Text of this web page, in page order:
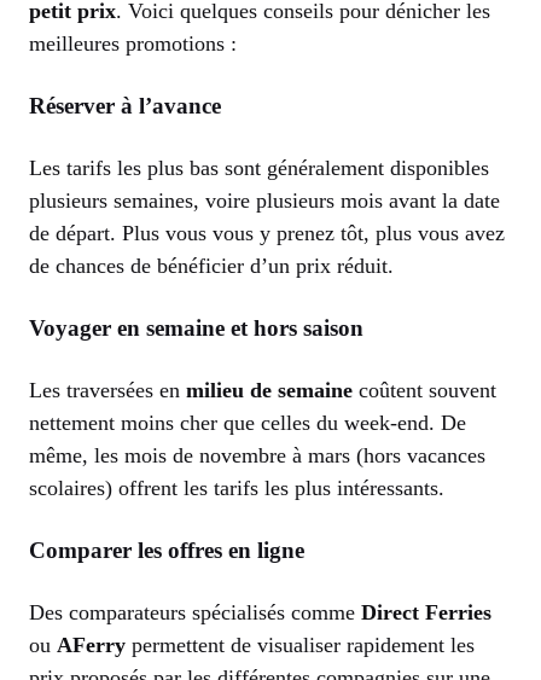
petit prix. Voici quelques conseils pour dénicher les
meilleures promotions :
Réserver à l’avance
Les tarifs les plus bas sont généralement disponibles
plusieurs semaines, voire plusieurs mois avant la date
de départ. Plus vous vous y prenez tôt, plus vous avez
de chances de bénéficier d’un prix réduit.
Voyager en semaine et hors saison
Les traversées en milieu de semaine coûtent souvent
nettement moins cher que celles du week-end. De
même, les mois de novembre à mars (hors vacances
scolaires) offrent les tarifs les plus intéressants.
Comparer les offres en ligne
Des comparateurs spécialisés comme Direct Ferries
ou AFerry permettent de visualiser rapidement les